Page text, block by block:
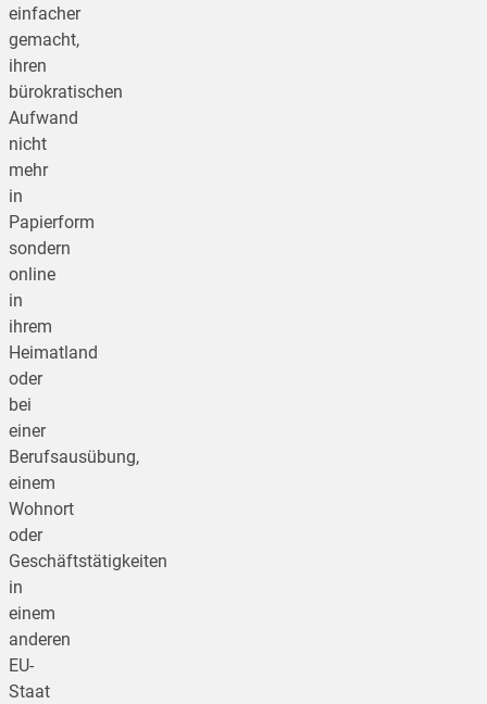
einfacher
gemacht,
ihren
bürokratischen
Aufwand
nicht
mehr
in
Papierform
sondern
online
in
ihrem
Heimatland
oder
bei
einer
Berufsausübung,
einem
Wohnort
oder
Geschäftstätigkeiten
in
einem
anderen
EU-
Staat